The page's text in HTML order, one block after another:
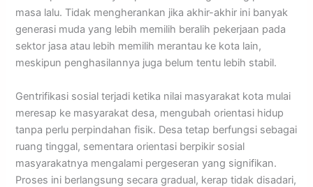
masa lalu. Tidak mengherankan jika akhir-akhir ini banyak
generasi muda yang lebih memilih beralih pekerjaan pada
sektor jasa atau lebih memilih merantau ke kota lain,
meskipun penghasilannya juga belum tentu lebih stabil.
Gentrifikasi sosial terjadi ketika nilai masyarakat kota mulai
meresap ke masyarakat desa, mengubah orientasi hidup
tanpa perlu perpindahan fisik. Desa tetap berfungsi sebagai
ruang tinggal, sementara orientasi berpikir sosial
masyarakatnya mengalami pergeseran yang signifikan.
Proses ini berlangsung secara gradual, kerap tidak disadari,